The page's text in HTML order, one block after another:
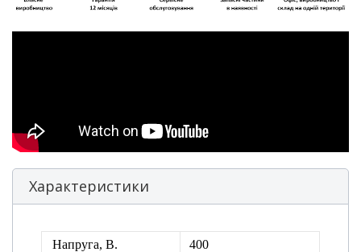
Характеристики
Напруга, В.
400